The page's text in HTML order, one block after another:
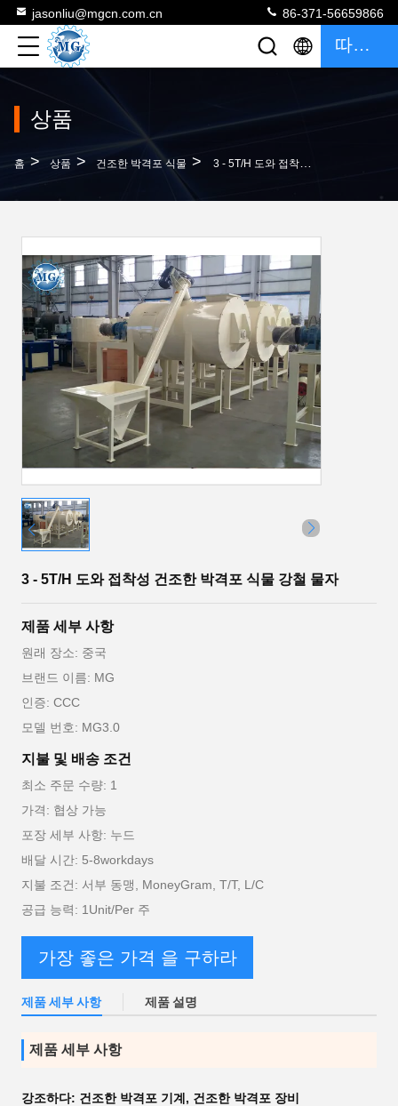
jasonliu@mgcn.com.cn 86-371-56659866
따옴표
상품
홈 > 상품 > 건조한 박격포 식물 > 3 - 5T/H 도와 접착성 건조한 박격포 식물 강철 물자
3 - 5T/H 도와 접착성 건조한 박격포 식물 강철 물자
제품 세부 사항
원래 장소: 중국
브랜드 이름: MG
인증: CCC
모델 번호: MG3.0
지불 및 배송 조건
최소 주문 수량: 1
가격: 협상 가능
포장 세부 사항: 누드
배달 시간: 5-8workdays
지불 조건: 서부 동맹, MoneyGram, T/T, L/C
공급 능력: 1Unit/Per 주
가장 좋은 가격 을 구하라
제품 세부 사항 제품 설명
제품 세부 사항
강조하다: 건조한 박격포 기계 , 건조한 박격포 장비